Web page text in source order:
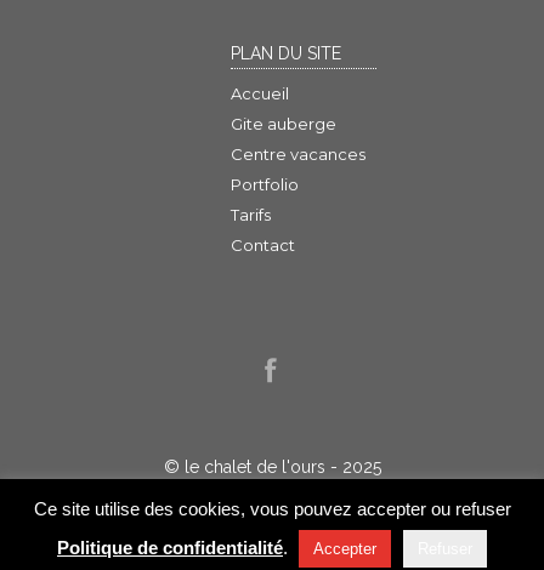
PLAN DU SITE
Accueil
Gite auberge
Centre vacances
Portfolio
Tarifs
Contact
© le chalet de l'ours - 2025
Jelakart
Ce site utilise des cookies, vous pouvez accepter ou refuser
Politique de confidentialité. Accepter